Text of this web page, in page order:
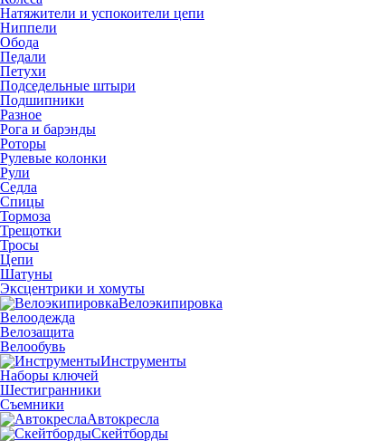
Натяжители и успокоители цепи
Ниппели
Обода
Педали
Петухи
Подседельные штыри
Подшипники
Разное
Рога и барэнды
Роторы
Рулевые колонки
Рули
Седла
Спицы
Тормоза
Трещотки
Тросы
Цепи
Шатуны
Эксцентрики и хомуты
Велоэкипировка
Велоодежда
Велозащита
Велообувь
Инструменты
Наборы ключей
Шестигранники
Съемники
Автокресла
Скейтборды